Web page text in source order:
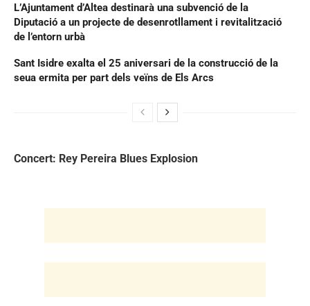
L’Ajuntament d’Altea destinarà una subvenció de la
Diputació a un projecte de desenrotllament i revitalització
de l’entorn urbà
Sant Isidre exalta el 25 aniversari de la construcció de la
seua ermita per part dels veïns de Els Arcs
Concert: Rey Pereira Blues Explosion